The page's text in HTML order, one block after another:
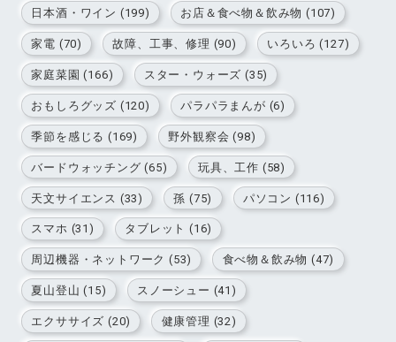
日本酒・ワイン (199) お店＆食べ物＆飲み物 (107)
家電 (70) 故障、工事、修理 (90) いろいろ (127)
家庭菜園 (166) スター・ウォーズ (35)
おもしろグッズ (120) パラパラまんが (6)
季節を感じる (169) 野外観察会 (98)
バードウォッチング (65) 玩具、工作 (58)
天文サイエンス (33) 孫 (75) パソコン (116)
スマホ (31) タブレット (16)
周辺機器・ネットワーク (53) 食べ物＆飲み物 (47)
夏山登山 (15) スノーシュー (41)
エクササイズ (20) 健康管理 (32)